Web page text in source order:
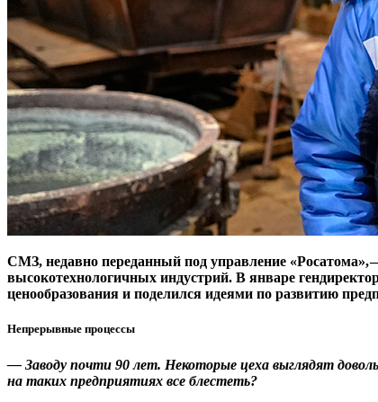
СМЗ, недавно переданный под управление «Росатома»,
высокотехнологичных индустрий. В январе
ценообразования и поделился идеями по развитию
Непрерывные процессы
— Заводу почти 90 лет. Некоторые цеха выглядят
на таких предприятиях все блестеть?